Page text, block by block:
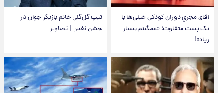
آقای مجریِ دوران کودکی خیلی‌ها با
یک پست متفاوت؛ «غمگینم بسیار
زیاد»!
تیپ گل‌گلی خانم بازیگر جوان در
جشن نفس | تصاویر